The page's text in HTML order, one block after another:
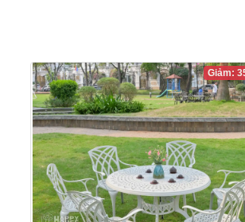
Giảm: